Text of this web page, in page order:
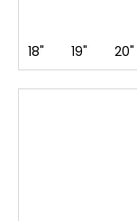
18" 19" 20"